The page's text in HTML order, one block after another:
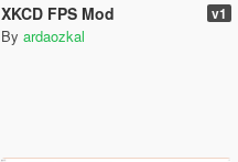
XKCD FPS Mod v1
By ardaozkal